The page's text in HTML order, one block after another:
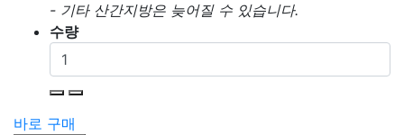
- 기타 산간지방은 늦어질 수 있습니다.
수량
바로 구매